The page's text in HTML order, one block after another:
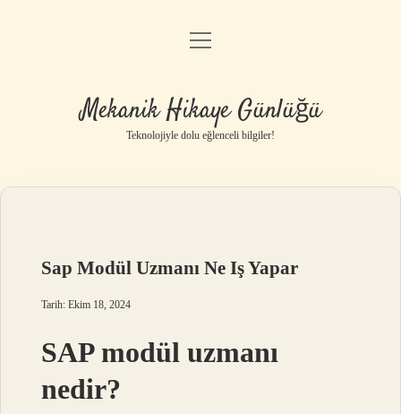
Anasayfa
Yasal Uyarı
menüyü
Mekanik Hikaye Günlüğü
Teknolojiyle dolu eğlenceli bilgiler!
Sap Modül Uzmanı Ne Iş Yapar
Tarih: Ekim 18, 2024
SAP modül uzmanı
nedir?